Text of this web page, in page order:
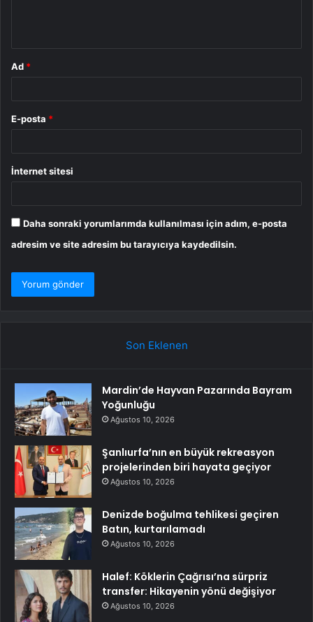
Ad *
E-posta *
İnternet sitesi
Daha sonraki yorumlarımda kullanılması için adım, e-posta
adresim ve site adresim bu tarayıcıya kaydedilsin.
Son Eklenen
Mardin’de Hayvan Pazarında Bayram
Yoğunluğu
Ağustos 10, 2026
Şanlıurfa’nın en büyük rekreasyon
projelerinden biri hayata geçiyor
Ağustos 10, 2026
Denizde boğulma tehlikesi geçiren
Batın, kurtarılamadı
Ağustos 10, 2026
Halef: Köklerin Çağrısı’na sürpriz
transfer: Hikayenin yönü değişiyor
Ağustos 10, 2026